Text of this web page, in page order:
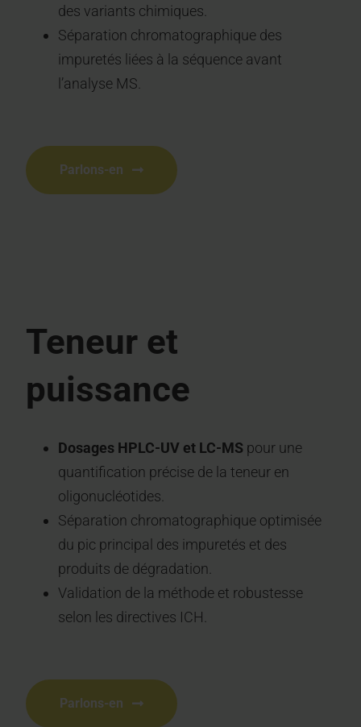
des variants chimiques.
Séparation chromatographique des
impuretés liées à la séquence avant
l’analyse MS.
Parlons-en
Teneur et
puissance
Dosages HPLC-UV et LC-MS pour une
quantification précise de la teneur en
oligonucléotides.
Séparation chromatographique optimisée
du pic principal des impuretés et des
produits de dégradation.
Validation de la méthode et robustesse
selon les directives ICH.
Parlons-en